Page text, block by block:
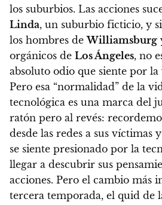
los suburbios. Las acciones
Linda, un suburbio ficticio, y si
los hombres deWilliamsburg
orgánicos de Los Ángeles, no
absoluto odio que siente por la
Pero esa “normalidad” de la
tecnológica es una marca del
ratón pero al revés:
desde las redes a sus víctimas
se siente presionado por la
llegar a descubrir sus
acciones. Pero el cambio más
tercera temporada, el quid de